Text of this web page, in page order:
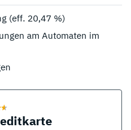
(eff. 20,47 %)
am Automaten im